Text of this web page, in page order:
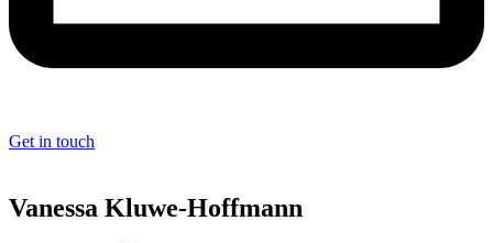
Get in touch
Vanessa Kluwe-Hoffmann